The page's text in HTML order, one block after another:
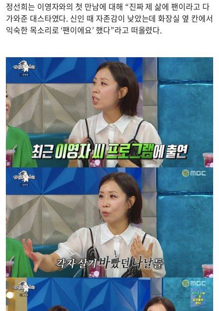
정선희는 이영자와의 첫 만남에 대해 “진짜 제 삶에 팬이라고 다
가와준 대스타였다. 신인 때 자존감이 낮았는데 화장실 옆 칸에서
익숙한 목소리로 ‘팬이에요’ 했다”라고 떠올렸다.